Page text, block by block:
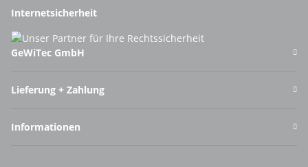
Internetsicherheit
GeWiTec GmbH
Lieferung + Zahlung
Informationen